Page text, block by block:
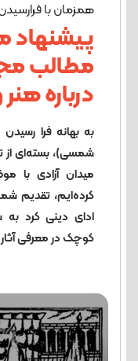
همزمان با فرارسیدن
پیشنهاد
مطالب
درباره
شمسی)، بسته‌ای از
میدان آزادی با
کرده‌ایم، تقدیم
ادای دینی کرد
کوچک در معرفی